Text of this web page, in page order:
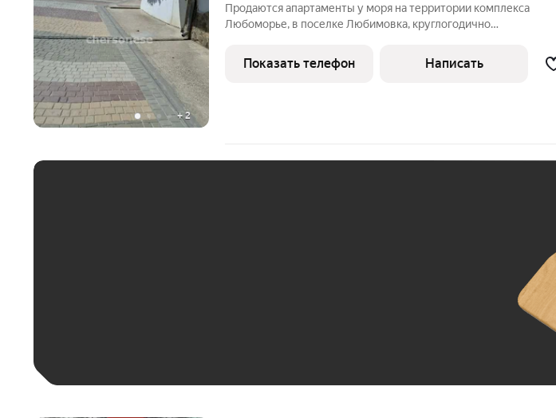
+2
Продаются апартаменты у моря на территории комплекса
Любоморье, в поселке Любимовка, круглогодично
собственный огромный пляж. Автобусное сообщение к катеру
,легко можно уехать в нужном
Показать телефон Написать